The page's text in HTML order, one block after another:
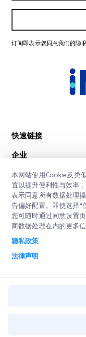
订阅即表示您同意我们的隐
快速链接
办公地点
获取报价
客户登录
注册
查询订单
企业
关于我们
职业
博客
ESG
CSP
我们的服务
快速清关
本网站使用Cookie及类
置以提升便利性与效率
表示同意所有数据处理
告偏好配置。即使选择“
您可随时通过同意设置
商数据处理在内的更多
隐私政策
法律声明